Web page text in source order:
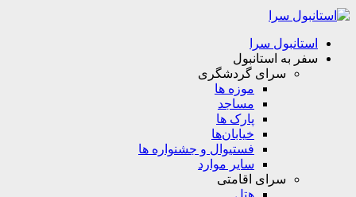
استانبول سرا
سفر به استانبول
سرای گردشگری
موزه ها
مساجد
پارک ها
خیابان‌ها
فستیوال و جشنواره ها
سایر موارد
سرای اقامتی
هتل